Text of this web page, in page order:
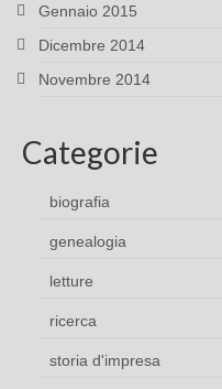
Gennaio 2015
Dicembre 2014
Novembre 2014
Categorie
biografia
genealogia
letture
ricerca
storia d'impresa